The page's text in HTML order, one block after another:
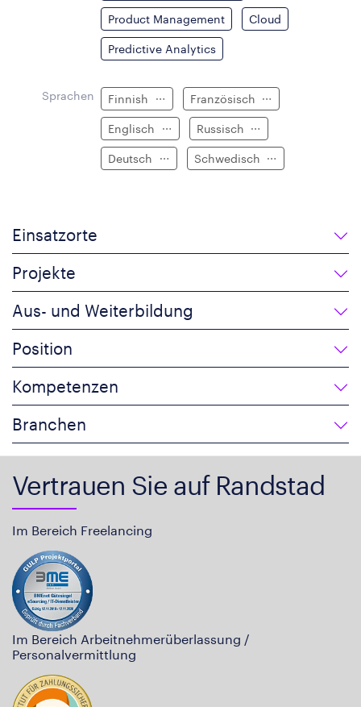
Product Management Cloud
Predictive Analytics
Sprachen Finnish Französisch
Englisch Russisch
Deutsch Schwedisch
Einsatzorte
Projekte
Aus- und Weiterbildung
Position
Kompetenzen
Branchen
Vertrauen Sie auf Randstad
Im Bereich Freelancing
Im Bereich Arbeitnehmerüberlassung /
Personalvermittlung